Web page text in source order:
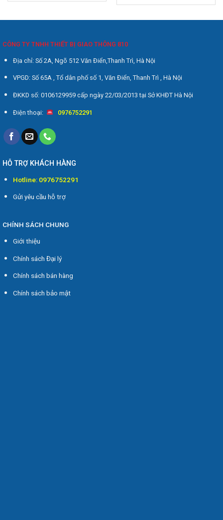
CÔNG TY TNHH THIẾT BỊ GIAO THÔNG 810
Địa chỉ: Số 2A, Ngõ 512 Văn Điển,Thanh Trì, Hà Nội
VPGD: Số 65A , Tổ dân phố số 1, Văn Điển, Thanh Trì , Hà Nội
ĐKKD số: 0106129959 cấp ngày 22/03/2013 tại Sở KHĐT Hà Nội
Điện thoại: 0976752291
HỖ TRỢ KHÁCH HÀNG
Hotline: 0976752291
Gửi yêu cầu hỗ trợ
CHÍNH SÁCH CHUNG
Giới thiệu
Chính sách Đại lý
Chính sách bán hàng
Chính sách bảo mật